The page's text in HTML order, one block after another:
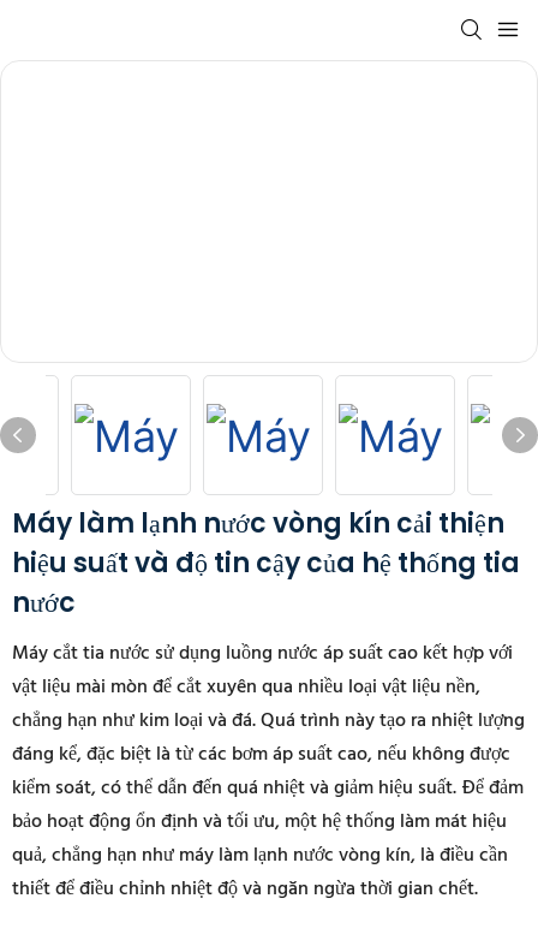
Máy làm lạnh nước vòng kín cải thiện
hiệu suất và độ tin cậy của hệ thống tia
nước
Máy cắt tia nước sử dụng luồng nước áp suất cao kết hợp với
vật liệu mài mòn để cắt xuyên qua nhiều loại vật liệu nền,
chẳng hạn như kim loại và đá. Quá trình này tạo ra nhiệt lượng
đáng kể, đặc biệt là từ các bơm áp suất cao, nếu không được
kiểm soát, có thể dẫn đến quá nhiệt và giảm hiệu suất. Để đảm
bảo hoạt động ổn định và tối ưu, một hệ thống làm mát hiệu
quả, chẳng hạn như máy làm lạnh nước vòng kín, là điều cần
thiết để điều chỉnh nhiệt độ và ngăn ngừa thời gian chết.